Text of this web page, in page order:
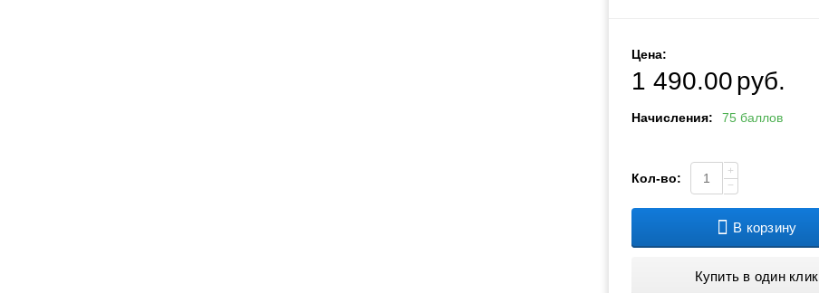
Цена:
1 490.00руб.
Начисления: 75 баллов
Кол-во:
+
−
В корзину
Купить в один клик